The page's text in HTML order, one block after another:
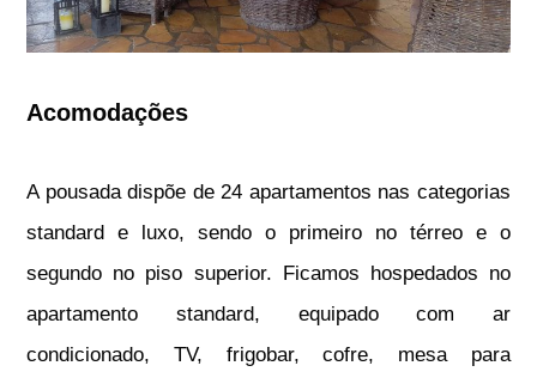
Acomodações
A pousada dispõe de 24 apartamentos nas categorias
standard e luxo, sendo o primeiro no térreo e o
segundo no piso superior. Ficamos hospedados no
apartamento standard, equipado com ar
condicionado, TV, frigobar, cofre, mesa para